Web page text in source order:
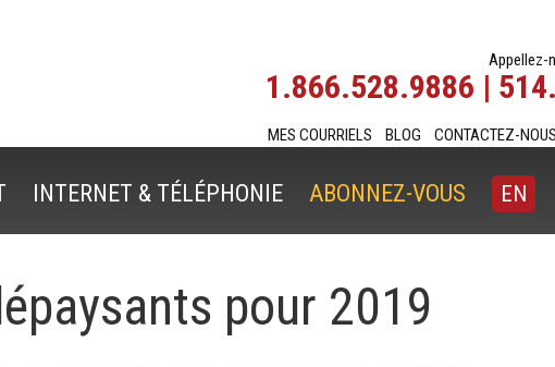
Appellez-
1.866.528.9886 |
MES COURRIELS BLOG CONTACTEZ-NOUS
INTERNET & TÉLÉPHONIE ABONNEZ-VOUS EN
pour 2019